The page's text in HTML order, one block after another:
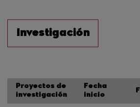
Investigación
Proyectos de
investigación
Fecha
inicio